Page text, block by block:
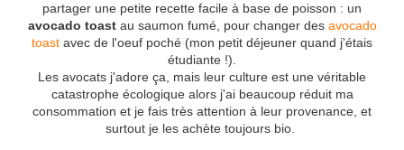
partager une petite recette facile à base de poisson : un
avocado toast au saumon fumé, pour changer des avocado
toast avec de l'oeuf poché (mon petit déjeuner quand j'étais
étudiante !).
Les avocats j'adore ça, mais leur culture est une véritable
catastrophe écologique alors j'ai beaucoup réduit ma
consommation et je fais très attention à leur provenance, et
surtout je les achète toujours bio.